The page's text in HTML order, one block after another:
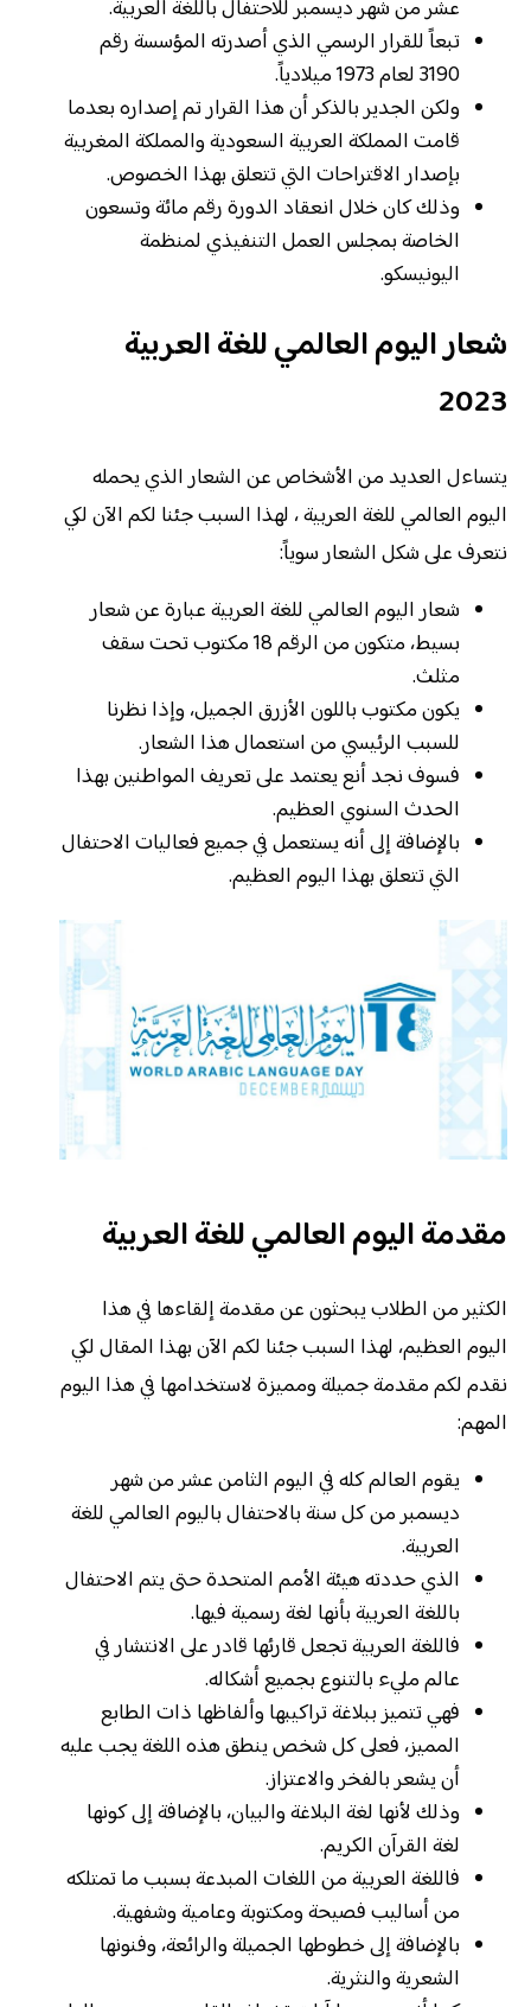
عشر من شهر ديسمبر للاحتفال باللغة العربية.
تبعاً للقرار الرسمي الذي أصدرته المؤسسة رقم
3190 لعام 1973 ميلادياً.
ولكن الجدير بالذكر أن هذا القرار تم إصداره بعدما
قامت المملكة العربية السعودية والمملكة المغربية
بإصدار الاقتراحات التي تتعلق بهذا الخصوص.
وذلك كان خلال انعقاد الدورة رقم مائة وتسعون
الخاصة بمجلس العمل التنفيذي لمنظمة
اليونيسكو.
شعار اليوم العالمي للغة العربية
2023
يتساءل العديد من الأشخاص عن الشعار الذي يحمله
اليوم العالمي للغة العربية ، لهذا السبب جئنا لكم الآن لكي
نتعرف على شكل الشعار سوياً:
شعار اليوم العالمي للغة العربية عبارة عن شعار
بسيط، متكون من الرقم 18 مكتوب تحت سقف
مثلث.
يكون مكتوب باللون الأزرق الجميل، وإذا نظرنا
للسبب الرئيسي من استعمال هذا الشعار.
فسوف نجد أنع يعتمد على تعريف المواطنين بهذا
الحدث السنوي العظيم.
بالإضافة إلى أنه يستعمل في جميع فعاليات الاحتفال
التي تتعلق بهذا اليوم العظيم.
مقدمة اليوم العالمي للغة العربية
الكثير من الطلاب يبحثون عن مقدمة إلقاءها في هذا
اليوم العظيم، لهذا السبب جئنا لكم الآن بهذا المقال لكي
نقدم لكم مقدمة جميلة ومميزة لاستخدامها في هذا اليوم
المهم:
يقوم العالم كله في اليوم الثامن عشر من شهر
ديسمبر من كل سنة بالاحتفال باليوم العالمي للغة
العربية.
الذي حددته هيئة الأمم المتحدة حتى يتم الاحتفال
باللغة العربية بأنها لغة رسمية فيها.
فاللغة العربية تجعل قارئها قادر على الانتشار في
عالم مليء بالتنوع بجميع أشكاله.
فهي تتميز ببلاغة تراكيبها وألفاظها ذات الطابع
المميز، فعلى كل شخص ينطق هذه اللغة يجب عليه
أن يشعر بالفخر والاعتزاز.
وذلك لأنها لغة البلاغة والبيان، بالإضافة إلى كونها
لغة القرآن الكريم.
فاللغة العربية من اللغات المبدعة بسبب ما تمتلكه
من أساليب فصيحة ومكتوبة وعامية وشفهية.
بالإضافة إلى خطوطها الجميلة والرائعة، وفنونها
الشعرية والنثرية.